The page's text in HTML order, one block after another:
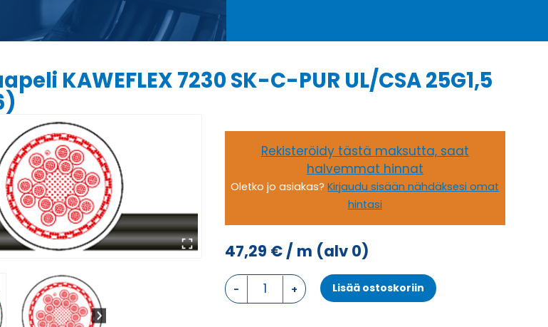
KAWEFLEX 7230 SK-C-PUR UL/CSA 25G1,5
Rekisteröidy tästä maksutta, saat
halvemmat hinnat
Oletko jo asiakas?Kirjaudu sisään nähdäksesi omat
hintasi
47,29 €/ m (alv 0)
Ketjukaapeli
KAWEFLEX
Lisää ostoskoriin